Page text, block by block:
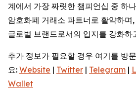
계에서 가장 짜릿한 챔피언십 중 하
암호화폐 거래소 파트너로 활약하며
글로벌 브랜드로서의 입지를 강화하
추가 정보가 필요할 경우 여기를 방
요: Website | Twitter | Telegram |
Wallet